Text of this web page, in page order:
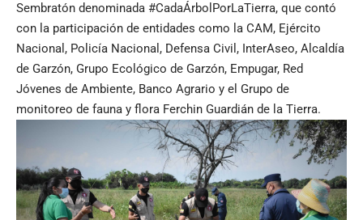
Sembratón denominada #CadaÁrbolPorLaTierra, que contó
con la participación de entidades como la CAM, Ejército
Nacional, Policía Nacional, Defensa Civil, InterAseo, Alcaldía
de Garzón, Grupo Ecológico de Garzón, Empugar, Red
Jóvenes de Ambiente, Banco Agrario y el Grupo de
monitoreo de fauna y flora Ferchin Guardián de la Tierra.